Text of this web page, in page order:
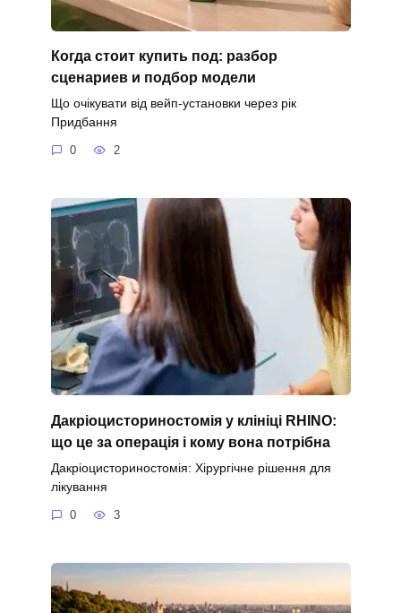
Когда стоит купить под: разбор
сценариев и подбор модели
Що очікувати від вейп-установки через рік
Придбання
0 2
Дакріоцисториностомія у клініці RHINO:
що це за операція і кому вона потрібна
Дакріоцисториностомія: Хірургічне рішення для
лікування
0 3